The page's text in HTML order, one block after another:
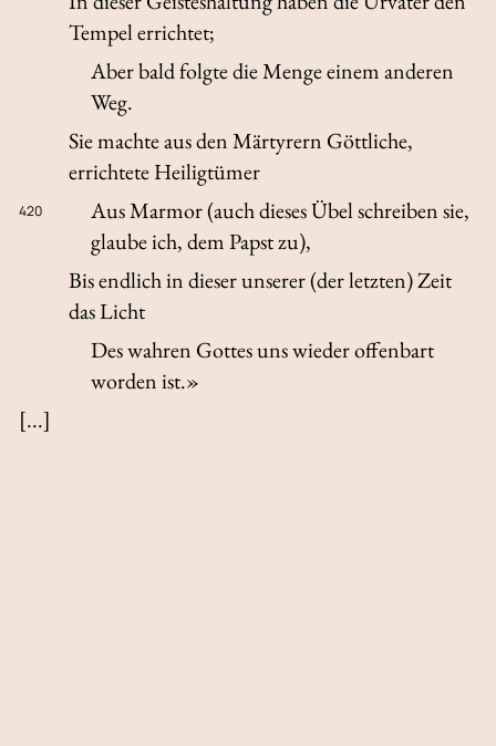
Tempel errichtet;
Aber bald folgte die Menge einem anderen
Weg.
Sie machte aus den Märtyrern Göttliche,
errichtete Heiligtümer
420
Aus Marmor (auch dieses Übel schreiben sie,
glaube ich, dem Papst zu),
Bis endlich in dieser unserer (der letzten) Zeit
das Licht
Des wahren Gottes uns wieder offenbart
worden ist.»
[...]